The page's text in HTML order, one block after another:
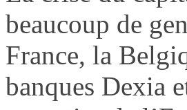
beaucoup de
France, la
banques Dexia